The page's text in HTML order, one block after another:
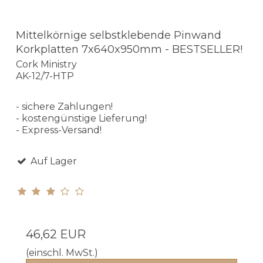
Mittelkörnige selbstklebende Pinwand
Korkplatten 7x640x950mm - BESTSELLER!
Cork Ministry
AK-12/7-HTP
- sichere Zahlungen!
- kostengünstige Lieferung!
- Express-Versand!
Auf Lager
46,62 EUR
(einschl. MwSt.)